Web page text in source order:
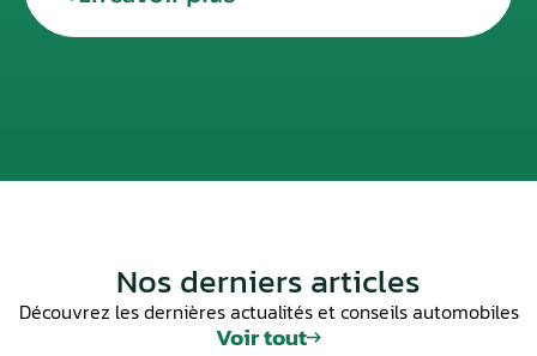
Nos derniers articles
Découvrez les dernières actualités et conseils automobiles
Voir tout